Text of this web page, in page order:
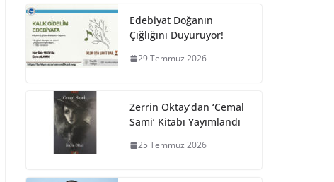
Edebiyat Doğanın
Çığlığını Duyuruyor!
29 Temmuz 2026
Zerrin Oktay’dan ‘Cemal
Sami’ Kitabı Yayımlandı
25 Temmuz 2026